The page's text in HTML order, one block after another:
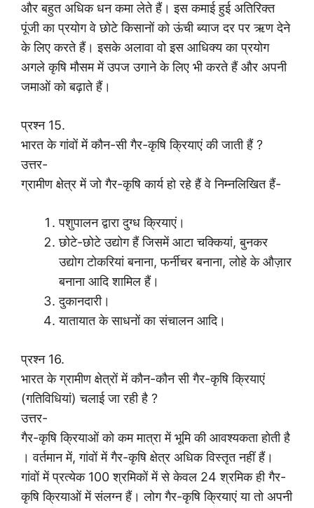
और बहुत अधिक धन कमा लेते हैं। इस कमाई हुई अतिरिक्त
पूंजी का प्रयोग वे छोटे किसानों को ऊंची ब्याज दर पर ऋण देने
के लिए करते हैं। इसके अलावा वो इस आधिक्य का प्रयोग
अगले कृषि मौसम में उपज उगाने के लिए भी करते हैं और अपनी
जमाओं को बढ़ाते हैं।
प्रश्न 15.
भारत के गांवों में कौन-सी गैर-कृषि क्रियाएं की जाती हैं ?
उत्तर-
ग्रामीण क्षेत्र में जो गैर-कृषि कार्य हो रहे हैं वे निम्नलिखित हैं-
पशुपालन द्वारा दुग्ध क्रियाएं।
छोटे-छोटे उद्योग हैं जिसमें आटा चक्कियां, बुनकर
उद्योग टोकरियां बनाना, फर्नीचर बनाना, लोहे के औज़ार
बनाना आदि शामिल हैं।
दुकानदारी।
यातायात के साधनों का संचालन आदि।
प्रश्न 16.
भारत के ग्रामीण क्षेत्रों में कौन-कौन सी गैर-कृषि क्रियाएं
(गतिविधियां) चलाई जा रही है ?
उत्तर-
गैर-कृषि क्रियाओं को कम मात्रा में भूमि की आवश्यकता होती है
। वर्तमान में, गांवों में गैर-कृषि क्षेत्र अधिक विस्तृत नहीं हैं।
गांवों में प्रत्येक 100 श्रमिकों में से केवल 24 श्रमिक ही गैर-
कृषि क्रियाओं में संलग्न हैं। लोग गैर-कृषि क्रियाएं या तो अपनी